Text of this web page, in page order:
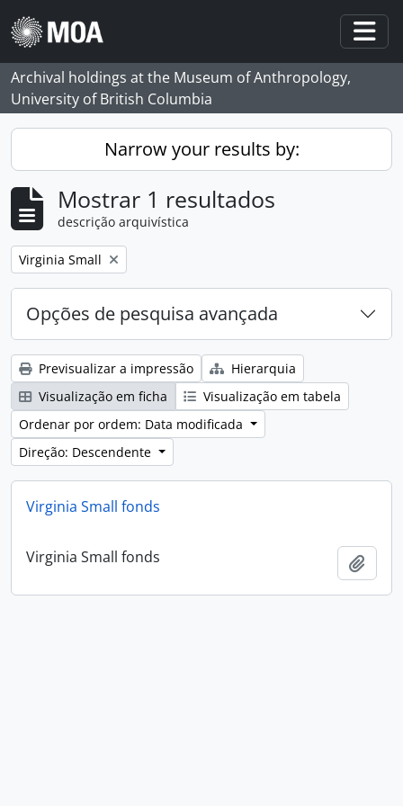
Skip to main content
Archival holdings at the Museum of Anthropology,
University of British Columbia
Narrow your results by:
Mostrar 1 resultados
descrição arquivística
Remove filter:
Virginia Small
Opções de pesquisa avançada
Previsualizar a impressão
Hierarquia
Visualização em ficha
Visualização em tabela
Ordenar por ordem: Data modificada
Direção: Descendente
Virginia Small fonds
Virginia Small fonds